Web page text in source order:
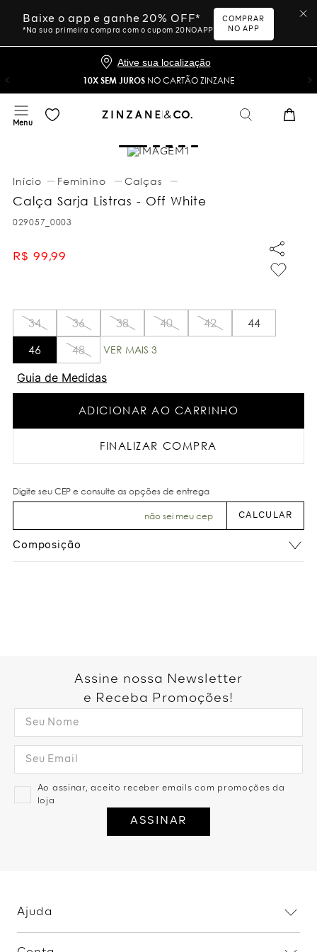
Baixe o app e ganhe 20% OFF*
*Na sua primeira compra com o cupom 20NOAPP
COMPRAR
NO APP
Ative sua localização
10X SEM JUROS NO CARTÃO ZINZANE
Feminino Calças
Calça Sarja Listras - Off White
029057_0003
R$ 99,99
34 36 38 40 42
44
46
48 VER MAIS 3
Guia de Medidas
ADICIONAR AO CARRINHO
FINALIZAR COMPRA
não sei meu cep
Composição
Assine nossa Newsletter
e Receba Promoções!
Ao assinar, aceito receber emails com promoções da
loja
ASSINAR
Ajuda